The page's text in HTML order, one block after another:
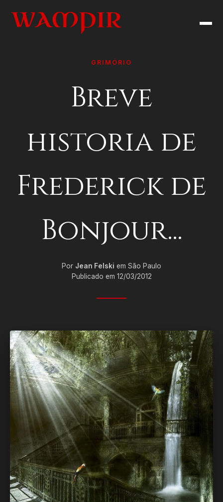
GRIMÓRIO
Breve
historia de
Frederick de
Bonjour...
Por Jean Felski em São Paulo
Publicado em 12/03/2012